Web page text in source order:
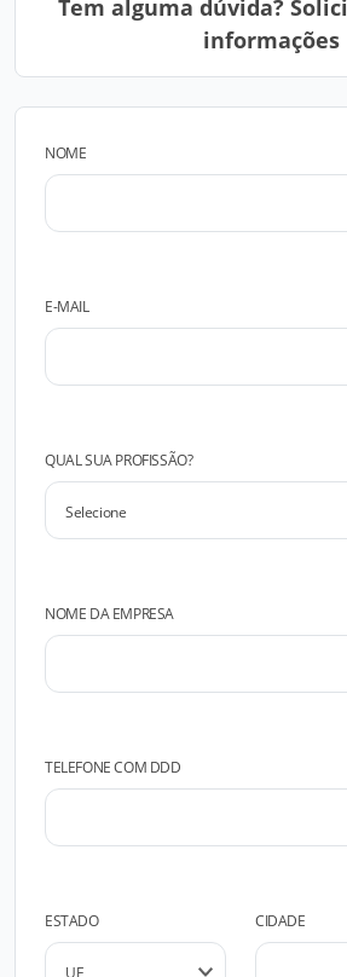
Tem alguma dúvida?
informações
NOME
E-MAIL
QUAL SUA PROFISSÃO?
NOME DA EMPRESA
TELEFONE COM DDD
ESTADO CIDADE